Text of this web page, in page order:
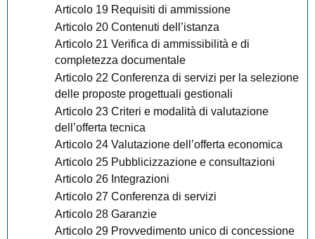
Articolo 19 Requisiti di ammissione
Articolo 20 Contenuti dell’istanza
Articolo 21 Verifica di ammissibilità e di
completezza documentale
Articolo 22 Conferenza di servizi per la selezione
delle proposte progettuali gestionali
Articolo 23 Criteri e modalità di valutazione
dell’offerta tecnica
Articolo 24 Valutazione dell’offerta economica
Articolo 25 Pubblicizzazione e consultazioni
Articolo 26 Integrazioni
Articolo 27 Conferenza di servizi
Articolo 28 Garanzie
Articolo 29 Provvedimento unico di concessione